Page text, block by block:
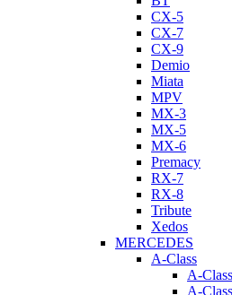
CX-5
CX-7
CX-9
Demio
Miata
MPV
MX-3
MX-5
MX-6
Premacy
RX-7
RX-8
Tribute
Xedos
MERCEDES
A-Class
A-
A-